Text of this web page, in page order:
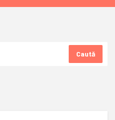
Caută